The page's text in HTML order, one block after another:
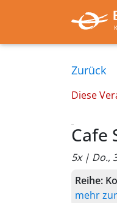
Zurück
Diese
Cafe
Reihe:
mehr